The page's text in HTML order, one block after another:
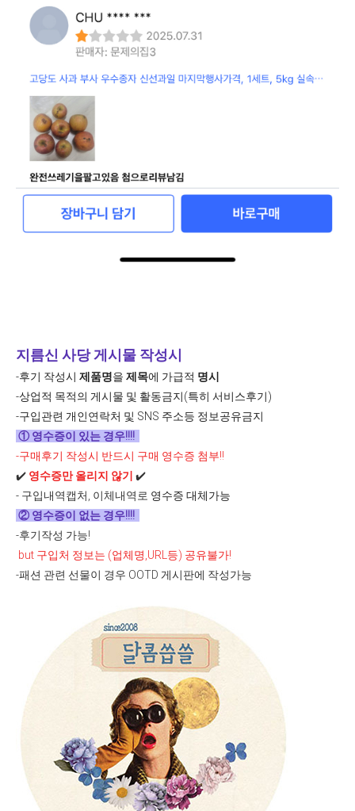
지름신 사당 게시물 작성시
-후기 작성시 제품명을 제목에 가급적 명시
-상업적 목적의 게시물 및 활동금지(특히 서비스후기)
-구입관련 개인연락처 및 SNS 주소등 정보공유금지
① 영수증이 있는 경우!!!!
-구매후기 작성시 반드시 구매 영수증 첨부!!
✔️ 영수증만 올리지 않기 ✔️
- 구입내역캡처, 이체내역로 영수증 대체가능
② 영수증이 없는 경우!!!!
-후기작성 가능!
but 구입처 정보는 (업체명,URL등) 공유불가!
-패션 관련 선물이 경우 OOTD 게시판에 작성가능